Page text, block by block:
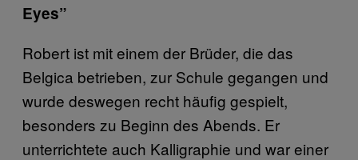
Eyes”
Robert ist mit einem der Brüder, die das
Belgica betrieben, zur Schule gegangen und
wurde deswegen recht häufig gespielt,
besonders zu Beginn des Abends. Er
unterrichtete auch Kalligraphie und war einer